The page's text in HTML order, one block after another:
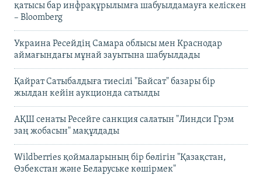
қатысы бар инфрақұрылымға шабуылдамауға келіскен
– Bloomberg
Украина Ресейдің Самара облысы мен Краснодар
аймағындағы мұнай зауытына шабуылдады
Қайрат Сатыбалдыға тиесілі "Байсат" базары бір
жылдан кейін аукционда сатылды
АҚШ сенаты Ресейге санкция салатын "Линдси Грэм
заң жобасын" мақұлдады
Wildberries қоймаларының бір бөлігін "Қазақстан,
Өзбекстан және Беларуське көшірмек"